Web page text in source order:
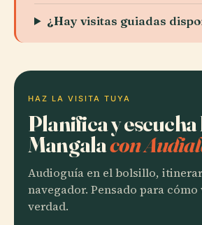
¿Hay visitas guiadas
HAZ LA VISITA TUYA
Planifica y
Mangalacon
Audioguía en el bolsillo,
navegador. Pensado para cómo
verdad.